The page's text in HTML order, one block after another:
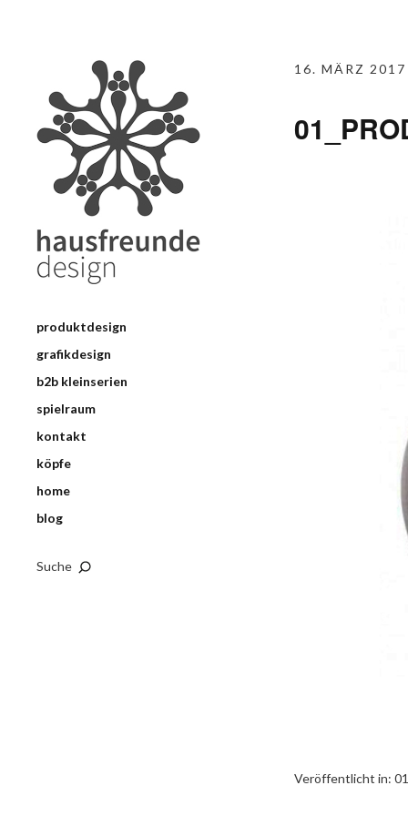
produktdesign
grafikdesign
b2b kleinserien
spielraum
kontakt
köpfe
home
blog
Suche
16. MÄRZ 2017
Veröffentlicht in: